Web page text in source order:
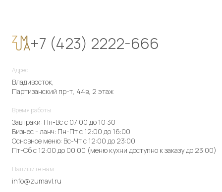
+7 (423) 2222-666
Адрес
Владивосток,
Партизанский пр-т, 44в, 2 этаж
Время работы
Завтраки: Пн-Вс с 07:00 до 10:30
Бизнес - ланч: Пн-Пт с 12:00 до 16:00
Основное меню: Вс-Чт с 12:00 до 23:00
Пт-Сб с 12:00 до 00:00 (меню кухни доступно к заказу до 23:00)
Напишите нам
info@zumavl.ru